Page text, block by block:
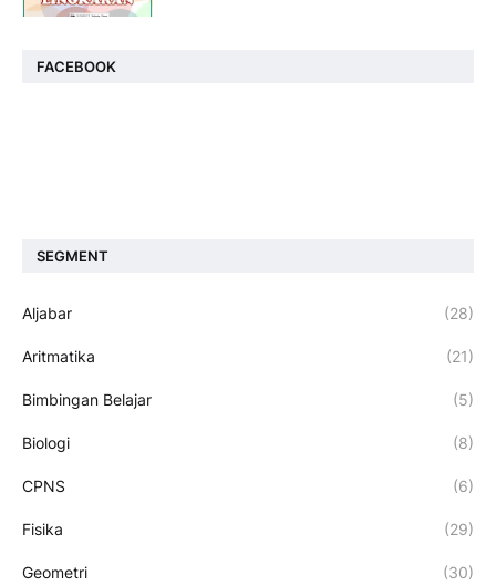
FACEBOOK
SEGMENT
Aljabar (28)
Aritmatika (21)
Bimbingan Belajar (5)
Biologi (8)
CPNS (6)
Fisika (29)
Geometri (30)